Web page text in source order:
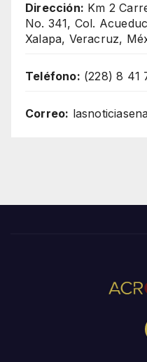
Dirección: Km 2
No. 341, Col.
Xalapa, Veracruz,
Teléfono: (228) 8 41
Correo: